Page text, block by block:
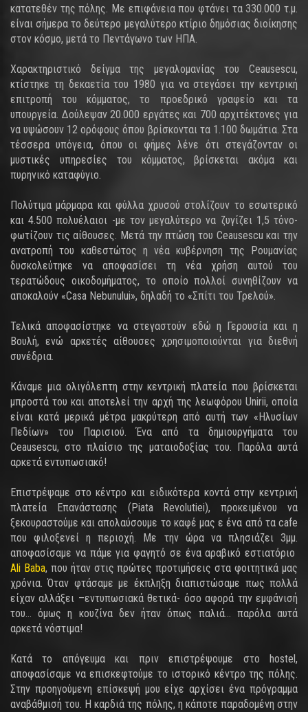
κατατεθέν της πόλης. Με επιφάνεια που φτάνει τα 330.000 τ.μ.
είναι σήμερα το δεύτερο μεγαλύτερο κτίριο δημόσιας διοίκησης
στον κόσμο, μετά το Πεντάγωνο των ΗΠΑ.
Χαρακτηριστικό δείγμα της μεγαλομανίας του Ceausescu,
κτίστηκε τη δεκαετία του 1980 για να στεγάσει την κεντρική
επιτροπή του κόμματος, το προεδρικό γραφείο και τα
υπουργεία. Δούλεψαν 20.000 εργάτες και 700 αρχιτέκτονες για
να υψώσουν 12 ορόφους όπου βρίσκονται τα 1.100 δωμάτια. Στα
τέσσερα υπόγεια, όπου οι φήμες λένε ότι στεγάζονταν οι
μυστικές υπηρεσίες του κόμματος, βρίσκεται ακόμα και
πυρηνικό καταφύγιο.
Πολύτιμα μάρμαρα και φύλλα χρυσού στολίζουν το εσωτερικό
και 4.500 πολυέλαιοι -με τον μεγαλύτερο να ζυγίζει 1,5 τόνο-
φωτίζουν τις αίθουσες. Μετά την πτώση του Ceausescu και την
ανατροπή του καθεστώτος η νέα κυβέρνηση της Ρουμανίας
δυσκολεύτηκε να αποφασίσει τη νέα χρήση αυτού του
τερατώδους οικοδομήματος, το οποίο πολλοί συνηθίζουν να
αποκαλούν «Casa Nebunului», δηλαδή το «Σπίτι του Τρελού».
Τελικά αποφασίστηκε να στεγαστούν εδώ η Γερουσία και η
Βουλή, ενώ αρκετές αίθουσες χρησιμοποιούνται για διεθνή
συνέδρια.
Κάναμε μια ολιγόλεπτη στην κεντρική πλατεία που βρίσκεται
μπροστά του και αποτελεί την αρχή της λεωφόρου Unirii, οποία
είναι κατά μερικά μέτρα μακρύτερη από αυτή των «Ηλυσίων
Πεδίων» του Παρισιού. Ένα από τα δημιουργήματα του
Ceausescu, στο πλαίσιο της ματαιοδοξίας του. Παρόλα αυτά
αρκετά εντυπωσιακό!
Επιστρέψαμε στο κέντρο και ειδικότερα κοντά στην κεντρική
πλατεία Επανάστασης (Piata Revolutiei), προκειμένου να
ξεκουραστούμε και απολαύσουμε το καφέ μας ε ένα από τα cafe
που φιλοξενεί η περιοχή. Με την ώρα να πλησιάζει 3μμ.
αποφασίσαμε να πάμε για φαγητό σε ένα αραβικό εστιατόριο
Ali Baba, που ήταν στις πρώτες προτιμήσεις στα φοιτητικά μας
χρόνια. Όταν φτάσαμε με έκπληξη διαπιστώσαμε πως πολλά
είχαν αλλάξει –εντυπωσιακά θετικά- όσο αφορά την εμφάνισή
του… όμως η κουζίνα δεν ήταν όπως παλιά… παρόλα αυτά
αρκετά νόστιμα!
Κατά το απόγευμα και πριν επιστρέψουμε στο hostel,
αποφασίσαμε να επισκεφτούμε το ιστορικό κέντρο της πόλης.
Στην προηγούμενη επίσκεψή μου είχε αρχίσει ένα πρόγραμμα
αναβάθμισή του. Η καρδιά της πόλης, η κάποτε παραδομένη στην